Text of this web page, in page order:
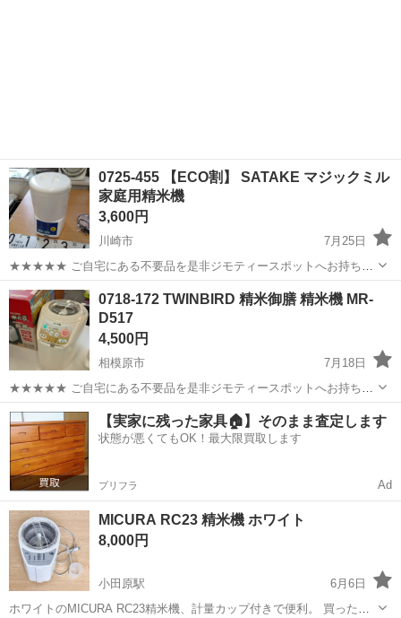
0725-455 【ECO割】 SATAKE マジックミル
家庭用精米機
3,600円
川崎市
7月25日
★★★★★ ご自宅にある不要品を是非ジモティースポットへお持ち込
みしませんか？ 家電、趣味・スポーツ・レジャー用品、こども用品、
衣料服飾品、生活雑貨、家具、本、CD・DVDなどが無料でまとめて持
ち込めます！ ※詳細はこ...
神奈川 川崎市
0718-172 TWINBIRD 精米御膳 精米機 MR-
D517
4,500円
相模原市
7月18日
★★★★★ ご自宅にある不要品を是非ジモティースポットへお持ち込
みしませんか？ 家電、趣味・スポーツ・レジャー用品、こども用品、
衣料服飾品、生活雑貨、家具、本、CD・DVDなどが無料でまとめて持
ち込めます！ ※詳細はこ...
神奈川 相模原市 キッチン家電 御膳
【実家に残った家具🏠】そのまま査定します
状態が悪くてもOK！最大限買取します
プリフラ Ad
MICURA RC23 精米機 ホワイト
8,000円
小田原駅
6月6日
ホワイトのMICURA RC23精米機、計量カップ付きで便利。 買った当